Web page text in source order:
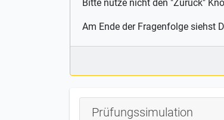
Bitte nutze nicht den "Zurück"
Am Ende der Fragenfolge siehst
Prüfungssimulation